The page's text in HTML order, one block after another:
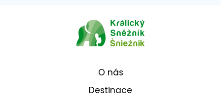
O nás
Destinace